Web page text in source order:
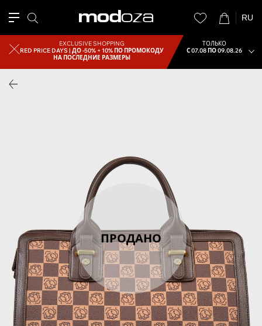
RU
EXCLUSIVE SHOPPING
RED PRICE DAYS |ДО -50% + 10% ПО ПРОМОКОДУ
НА ПОСЛЕДНИЕ РАЗМЕРЫ
ТОЛЬКО
С 07.08 ПО 09.08.26
ПРОДАНО